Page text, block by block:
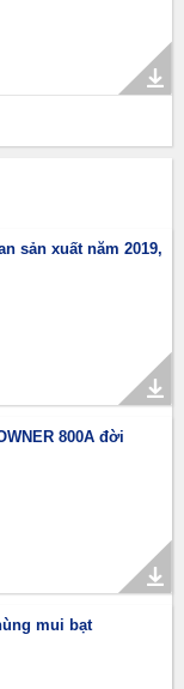
sản xuất năm 2019,
800A đời
mui bạt